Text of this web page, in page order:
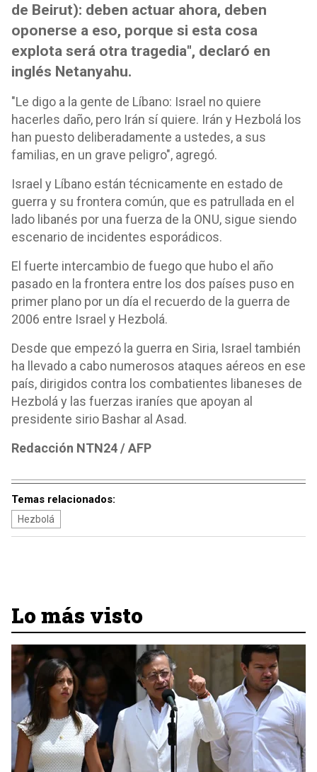
de Beirut): deben actuar ahora, deben
oponerse a eso, porque si esta cosa
explota será otra tragedia", declaró en
inglés Netanyahu.
"Le digo a la gente de Líbano: Israel no quiere
hacerles daño, pero Irán sí quiere. Irán y Hezbolá los
han puesto deliberadamente a ustedes, a sus
familias, en un grave peligro", agregó.
Israel y Líbano están técnicamente en estado de
guerra y su frontera común, que es patrullada en el
lado libanés por una fuerza de la ONU, sigue siendo
escenario de incidentes esporádicos.
El fuerte intercambio de fuego que hubo el año
pasado en la frontera entre los dos países puso en
primer plano por un día el recuerdo de la guerra de
2006 entre Israel y Hezbolá.
Desde que empezó la guerra en Siria, Israel también
ha llevado a cabo numerosos ataques aéreos en ese
país, dirigidos contra los combatientes libaneses de
Hezbolá y las fuerzas iraníes que apoyan al
presidente sirio Bashar al Asad.
Redacción NTN24 / AFP
Temas relacionados:
Hezbolá
Lo más visto